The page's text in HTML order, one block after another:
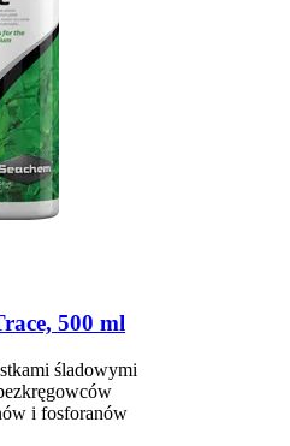
500 ml
śladowymi
i fosforanów